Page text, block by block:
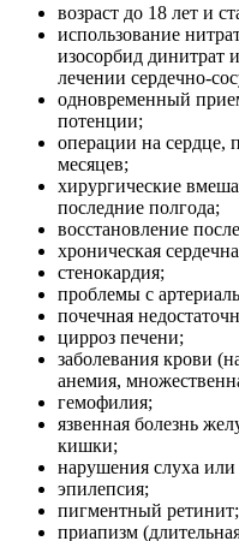
возраст до 18 лет и
использование
изосорбид динитрат
лечении сердечно-
одновременный
потенции;
операции на сердце,
месяцев;
хирургические
последние полгода;
восстановление
хроническая
стенокардия;
проблемы с
почечная
цирроз печени;
заболевания крови
анемия,
гемофилия;
язвенная болезнь
кишки;
нарушения слуха или
эпилепсия;
пигментный ретинит;
приапизм